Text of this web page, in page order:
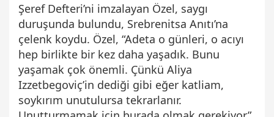
Şeref Defteri’ni imzalayan Özel, saygı
duruşunda bulundu, Srebrenitsa Anıtı’na
çelenk koydu. Özel, “Adeta o günleri, o acıyı
hep birlikte bir kez daha yaşadık. Bunu
yaşamak çok önemli. Çünkü Aliya
Izzetbegoviç’in dediği gibi eğer katliam,
soykırım unutulursa tekrarlanır.